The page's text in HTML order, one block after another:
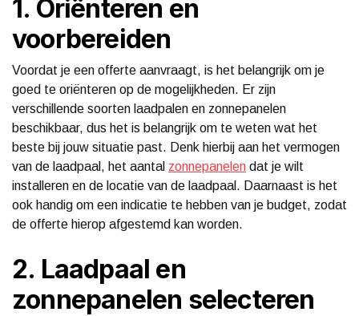
1. Oriënteren en
voorbereiden
Voordat je een offerte aanvraagt, is het belangrijk om je
goed te oriënteren op de mogelijkheden. Er zijn
verschillende soorten laadpalen en zonnepanelen
beschikbaar, dus het is belangrijk om te weten wat het
beste bij jouw situatie past. Denk hierbij aan het vermogen
van de laadpaal, het aantal zonnepanelen dat je wilt
installeren en de locatie van de laadpaal. Daarnaast is het
ook handig om een indicatie te hebben van je budget, zodat
de offerte hierop afgestemd kan worden.
2. Laadpaal en
zonnepanelen selecteren